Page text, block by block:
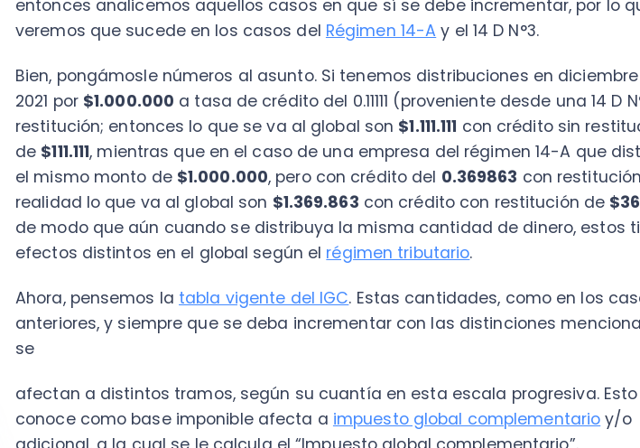
de modo que aún cuando se distribuya la misma cantidad de dinero, estos tienen
efectos distintos en el global según el régimen tributario.
Ahora, pensemos la tabla vigente del IGC . Estas cantidades, como en los casos
anteriores, y siempre que se deba incrementar con las distinciones mencionadas,
se
afectan a distintos tramos, según su cuantía en esta escala progresiva. Esto se le
conoce como base imponible afecta aimpuesto global complementario y/o
adicional, a la cual se le calcula el “Impuesto global complementario”.
Acá tenemos una captura de la tabla:
Fíjate que el primer tramo está exento, pero luego si tiene tasa de impuesto
renta (al igual que sus rebajas), quedando finalmente con tasa del 40% sobre los
201MM.